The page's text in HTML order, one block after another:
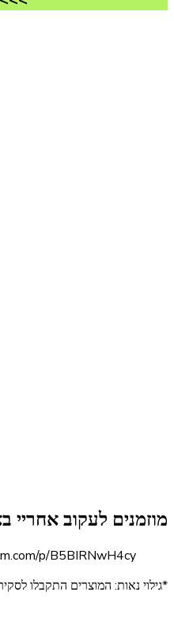
מוזמנים לעקוב אחריי
p/B5BIRNwH4cy/
*גילוי נאות: המוצרים התקבלו